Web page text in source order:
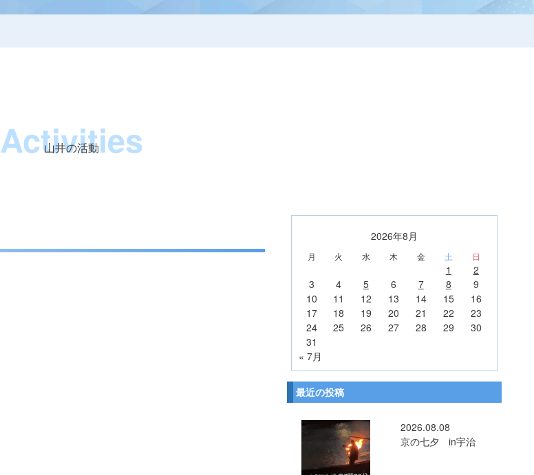
Activities
山井の活動
2026年8月
月 火 水 木 金 土 日
1
2
3
4 5 6 7 8
9
10
11 12 13 14 15
16
17
18 19 20 21 22
23
24
25 26 27 28 29
30
31
« 7月
最近の投稿
2026.08.08
京の七夕 in宇治